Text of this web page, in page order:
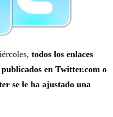
todos los enlaces
en Twitter.com o
se le ha ajustado una